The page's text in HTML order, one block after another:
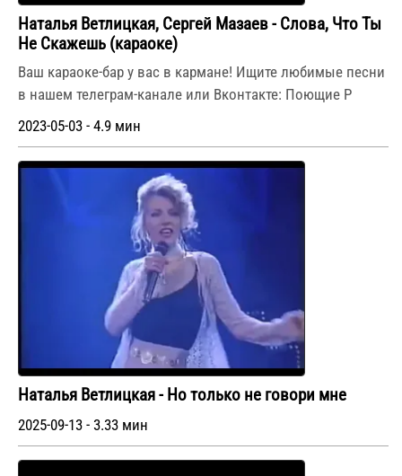
Наталья Ветлицкая, Сергей Мазаев - Слова, Что Ты
Не Скажешь (караоке)
Ваш караоке-бар у вас в кармане! Ищите любимые песни
в нашем телеграм-канале или Вконтакте: Поющие Р
2023-05-03 - 4.9 мин
Наталья Ветлицкая - Но только не говори мне
2025-09-13 - 3.33 мин